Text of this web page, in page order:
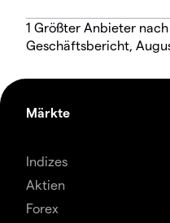
1 Größter Anbieter
Geschäftsbericht,
Märkte
Indizes
Aktien
Forex